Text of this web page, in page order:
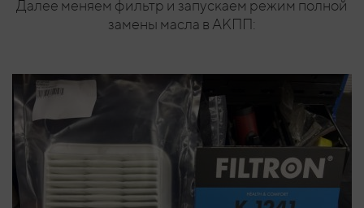
Далее меняем фильтр и запускаем режим полной
замены масла в АКПП: